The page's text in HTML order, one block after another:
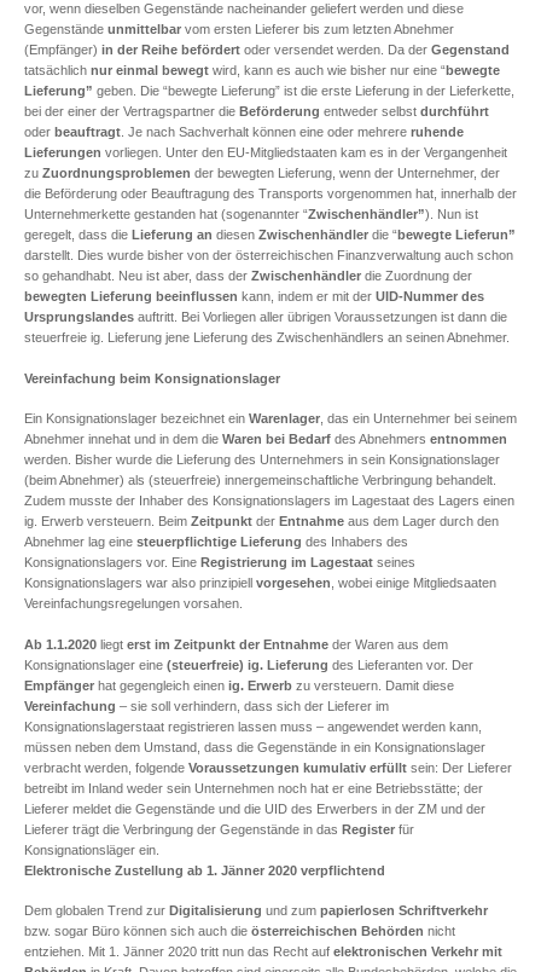
vor, wenn dieselben Gegenstände nacheinander geliefert werden und diese
Gegenstände unmittelbar vom ersten Lieferer bis zum letzten Abnehmer
(Empfänger) in der Reihe befördert oder versendet werden. Da der Gegenstand
tatsächlich nur einmal bewegt wird, kann es auch wie bisher nur eine “bewegte
Lieferung” geben. Die “bewegte Lieferung” ist die erste Lieferung in der Lieferkette,
bei der einer der Vertragspartner die Beförderung entweder selbst durchführt
oder beauftragt . Je nach Sachverhalt können eine oder mehrere ruhende
Lieferungen vorliegen. Unter den EU-Mitgliedstaaten kam es in der Vergangenheit
zu Zuordnungsproblemen der bewegten Lieferung, wenn der Unternehmer, der
die Beförderung oder Beauftragung des Transports vorgenommen hat, innerhalb der
Unternehmerkette gestanden hat (sogenannter “Zwischenhändler”). Nun ist
geregelt, dass die Lieferung an diesen Zwischenhändler die “bewegte Lieferun”
darstellt. Dies wurde bisher von der österreichischen Finanzverwaltung auch schon
so gehandhabt. Neu ist aber, dass der Zwischenhändler die Zuordnung der
bewegten Lieferung beeinflussen kann, indem er mit der UID-Nummer des
Ursprungslandes auftritt. Bei Vorliegen aller übrigen Voraussetzungen ist dann die
steuerfreie ig. Lieferung jene Lieferung des Zwischenhändlers an seinen Abnehmer.
Vereinfachung beim Konsignationslager
Ein Konsignationslager bezeichnet ein Warenlager , das ein Unternehmer bei seinem
Abnehmer innehat und in dem die Waren bei Bedarf des Abnehmers entnommen
werden. Bisher wurde die Lieferung des Unternehmers in sein Konsignationslager
(beim Abnehmer) als (steuerfreie) innergemeinschaftliche Verbringung behandelt.
Zudem musste der Inhaber des Konsignationslagers im Lagestaat des Lagers einen
ig. Erwerb versteuern. Beim Zeitpunkt der Entnahme aus dem Lager durch den
Abnehmer lag eine steuerpflichtige Lieferung des Inhabers des
Konsignationslagers vor. Eine Registrierung im Lagestaat seines
Konsignationslagers war also prinzipiell vorgesehen , wobei einige Mitgliedsaaten
Vereinfachungsregelungen vorsahen.
Ab 1.1.2020 liegt erst im Zeitpunkt der Entnahme der Waren aus dem
Konsignationslager eine (steuerfreie) ig. Lieferung des Lieferanten vor. Der
Empfänger hat gegengleich einen ig. Erwerb zu versteuern. Damit diese
Vereinfachung – sie soll verhindern, dass sich der Lieferer im
Konsignationslagerstaat registrieren lassen muss – angewendet werden kann,
müssen neben dem Umstand, dass die Gegenstände in ein Konsignationslager
verbracht werden, folgende Voraussetzungen kumulativ erfüllt sein: Der Lieferer
betreibt im Inland weder sein Unternehmen noch hat er eine Betriebsstätte; der
Lieferer meldet die Gegenstände und die UID des Erwerbers in der ZM und der
Lieferer trägt die Verbringung der Gegenstände in das Register für
Konsignationsläger ein.
Elektronische Zustellung ab 1. Jänner 2020 verpflichtend
Dem globalen Trend zur Digitalisierung und zum papierlosen Schriftverkehr
bzw. sogar Büro können sich auch die österreichischen Behörden nicht
entziehen. Mit 1. Jänner 2020 tritt nun das Recht auf elektronischen Verkehr mit